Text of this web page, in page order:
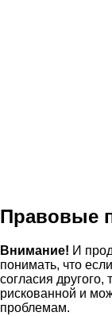
Правовые
Внимание! И
понимать, что
согласия другого,
рискованной и
проблемам.